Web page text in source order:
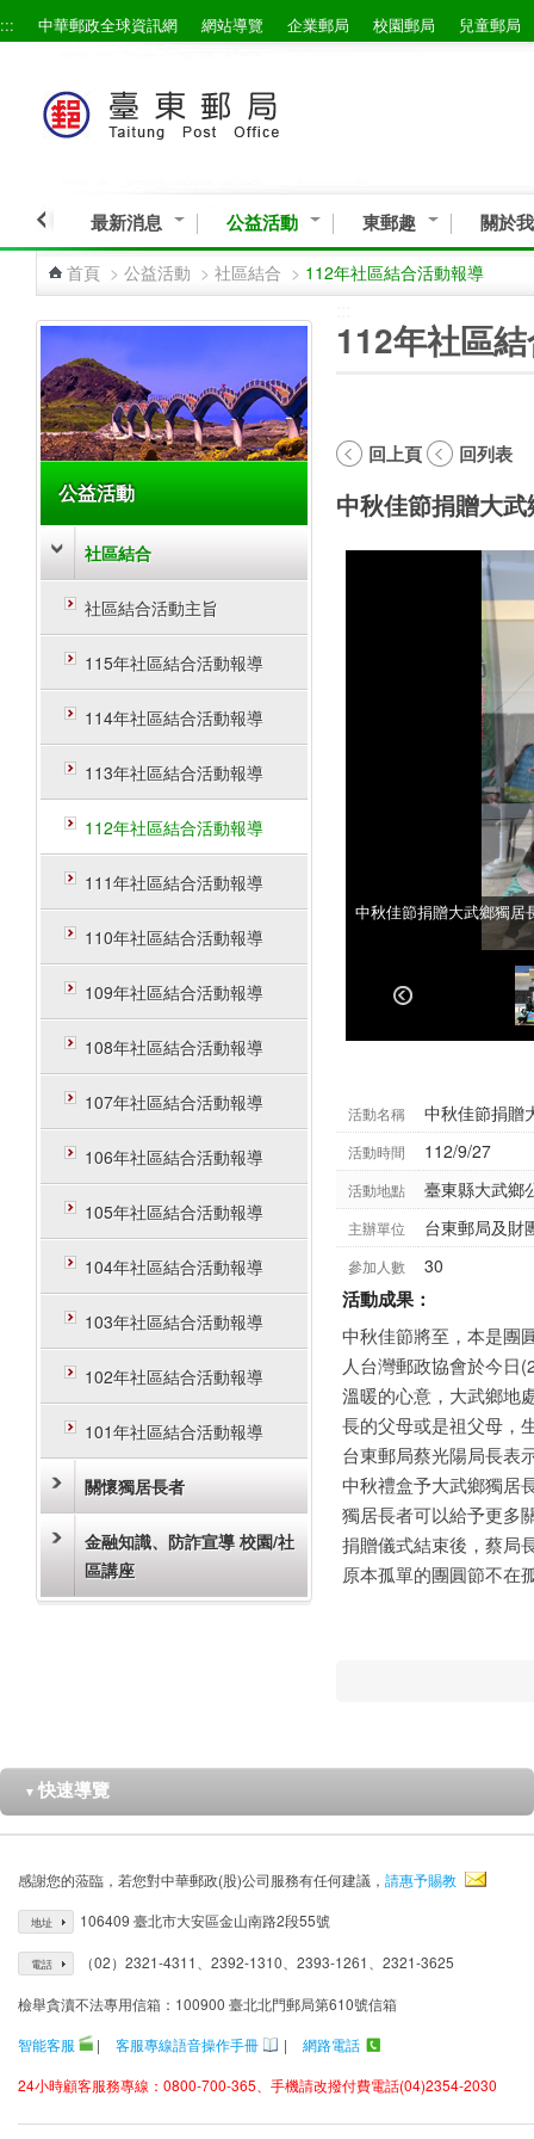
跳到主要內容區塊
::: 中華郵政全球資訊網 網站導覽 企業郵局 校園郵局 兒童郵局
最新消息 公益活動 東郵趣 關於
首頁 > 公益活動 > 社區結合 > 112年社區結合活動報導
公益活動
社區結合
社區結合活動主旨
115年社區結合活動報導
114年社區結合活動報導
113年社區結合活動報導
112年社區結合活動報導
111年社區結合活動報導
110年社區結合活動報導
109年社區結合活動報導
108年社區結合活動報導
107年社區結合活動報導
106年社區結合活動報導
105年社區結合活動報導
104年社區結合活動報導
103年社區結合活動報導
102年社區結合活動報導
101年社區結合活動報導
關懷獨居長者
金融知識、防詐宣導 校園/社
區講座
112年社區
回上頁 回列表
中秋佳節捐贈大
中秋佳節捐贈大武鄉獨居
中秋佳節捐贈大武鄉獨居
活動名稱 中秋佳節捐贈
活動時間 112/9/27
活動地點 臺東縣大武鄉
主辦單位 台東郵局及財
參加人數 30
活動成果：
中秋佳節將至，本是團
人台灣郵政協會於今日
溫暖的心意，大武鄉地
長的父母或是祖父母，
台東郵局蔡光陽局長表
中秋禮盒予大武鄉獨居
獨居長者可以給予更多
捐贈儀式結束後，蔡局
原本孤單的團圓節不在
▼ 快速導覽
感謝您的蒞臨，若您對中華郵政(股)公司服務有任何建議， 請惠予賜教
地址 106409 臺北市大安區金山南路2段55號
電話 （02）2321-4311、2392-1310、2393-1261、2321-3625
檢舉貪瀆不法專用信箱：100900 臺北北門郵局第610號信箱
智能客服
| 客服專線語音操作手冊 |
網路電話
24小時顧客服務專線：0800-700-365、手機請改撥付費電話(04)2354-2030